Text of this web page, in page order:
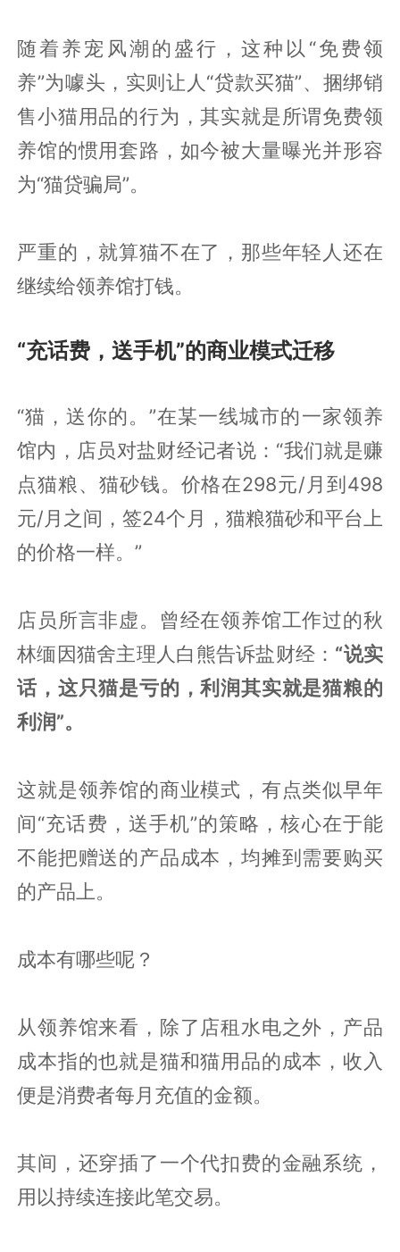
随着养宠风潮的盛行，这种以“免费领
养”为噱头，实则让人“贷款买猫”、捆绑销
售小猫用品的行为，其实就是所谓免费领
养馆的惯用套路，如今被大量曝光并形容
为“猫贷骗局”。
严重的，就算猫不在了，那些年轻人还在
继续给领养馆打钱。
“充话费，送手机”的商业模式迁移
“猫，送你的。”在某一线城市的一家领养
馆内，店员对盐财经记者说：“我们就是赚
点猫粮、猫砂钱。价格在298元/月到498
元/月之间，签24个月，猫粮猫砂和平台上
的价格一样。”
店员所言非虚。曾经在领养馆工作过的秋
林缅因猫舍主理人白熊告诉盐财经： “说实
话，这只猫是亏的，利润其实就是猫粮的
利润”。
这就是领养馆的商业模式，有点类似早年
间“充话费，送手机”的策略，核心在于能
不能把赠送的产品成本，均摊到需要购买
的产品上。
成本有哪些呢？
从领养馆来看，除了店租水电之外，产品
成本指的也就是猫和猫用品的成本，收入
便是消费者每月充值的金额。
其间，还穿插了一个代扣费的金融系统，
用以持续连接此笔交易。